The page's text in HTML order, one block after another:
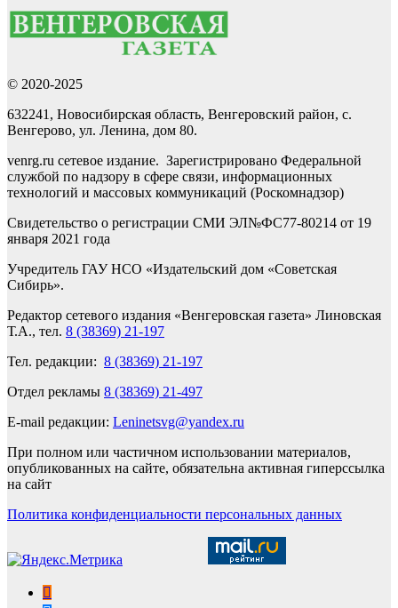
© 2020-2025
632241, Новосибирская область, Венгеровский район, с.
Венгерово, ул. Ленина, дом 80.
venrg.ru сетевое издание. Зарегистрировано Федеральной
службой по надзору в сфере связи, информационных
технологий и массовых коммуникаций (Роскомнадзор)
Свидетельство о регистрации СМИ ЭЛ№ФС77-80214 от 19
января 2021 года
Учредитель ГАУ НСО «Издательский дом «Советская
Сибирь».
Редактор сетевого издания «Венгеровская газета» Линовская
Т.А., тел. 8 (38369) 21-197
Тел. редакции: 8 (38369) 21-197
Отдел рекламы 8 (38369) 21-497
E-mail редакции: Leninetsvg@yandex.ru
При полном или частичном использовании материалов,
опубликованных на сайте, обязательна активная гиперссылка
на сайт
Политика конфиденциальности персональных данных